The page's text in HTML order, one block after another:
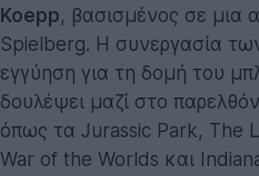
Koepp, βασισμένος σε μια
Spielberg. Η συνεργασία
εγγύηση για τη δομή του
δουλέψει μαζί στο
όπως τα Jurassic Park, The
War of the Worlds και